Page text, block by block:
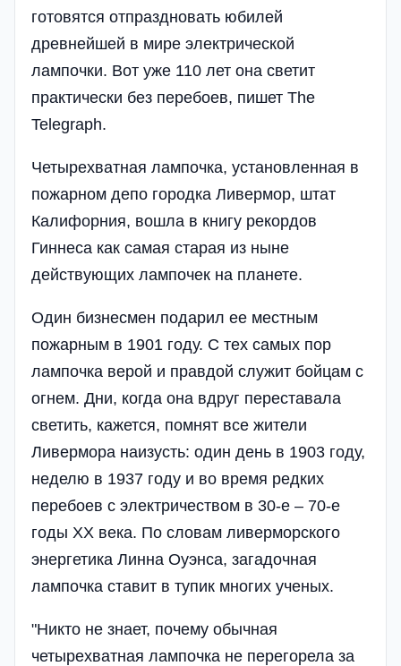
готовятся отпраздновать юбилей
древнейшей в мире электрической
лампочки. Вот уже 110 лет она светит
практически без перебоев, пишет The
Telegraph.
Четырехватная лампочка, установленная в
пожарном депо городка Ливермор, штат
Калифорния, вошла в книгу рекордов
Гиннеса как самая старая из ныне
действующих лампочек на планете.
Один бизнесмен подарил ее местным
пожарным в 1901 году. С тех самых пор
лампочка верой и правдой служит бойцам с
огнем. Дни, когда она вдруг переставала
светить, кажется, помнят все жители
Ливермора наизусть: один день в 1903 году,
неделю в 1937 году и во время редких
перебоев с электричеством в 30-е – 70-е
годы XX века. По словам ливерморского
энергетика Линна Оуэнса, загадочная
лампочка ставит в тупик многих ученых.
"Никто не знает, почему обычная
четырехватная лампочка не перегорела за